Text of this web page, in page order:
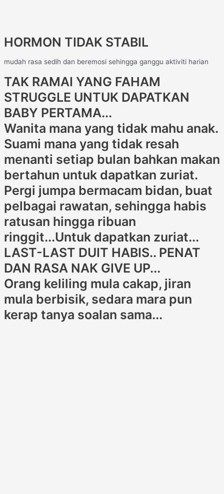
HORMON TIDAK STABIL
mudah rasa sedih dan beremosi sehingga ganggu aktiviti harian
TAK RAMAI YANG FAHAM
STRUGGLE UNTUK DAPATKAN
BABY PERTAMA...
Wanita mana yang tidak mahu anak.
Suami mana yang tidak resah
menanti setiap bulan bahkan makan
bertahun untuk dapatkan zuriat.
Pergi jumpa bermacam bidan, buat
pelbagai rawatan, sehingga habis
ratusan hingga ribuan
ringgit...Untuk dapatkan zuriat...
LAST-LAST DUIT HABIS.. PENAT
DAN RASA NAK GIVE UP...
Orang keliling mula cakap, jiran
mula berbisik, sedara mara pun
kerap tanya soalan sama...